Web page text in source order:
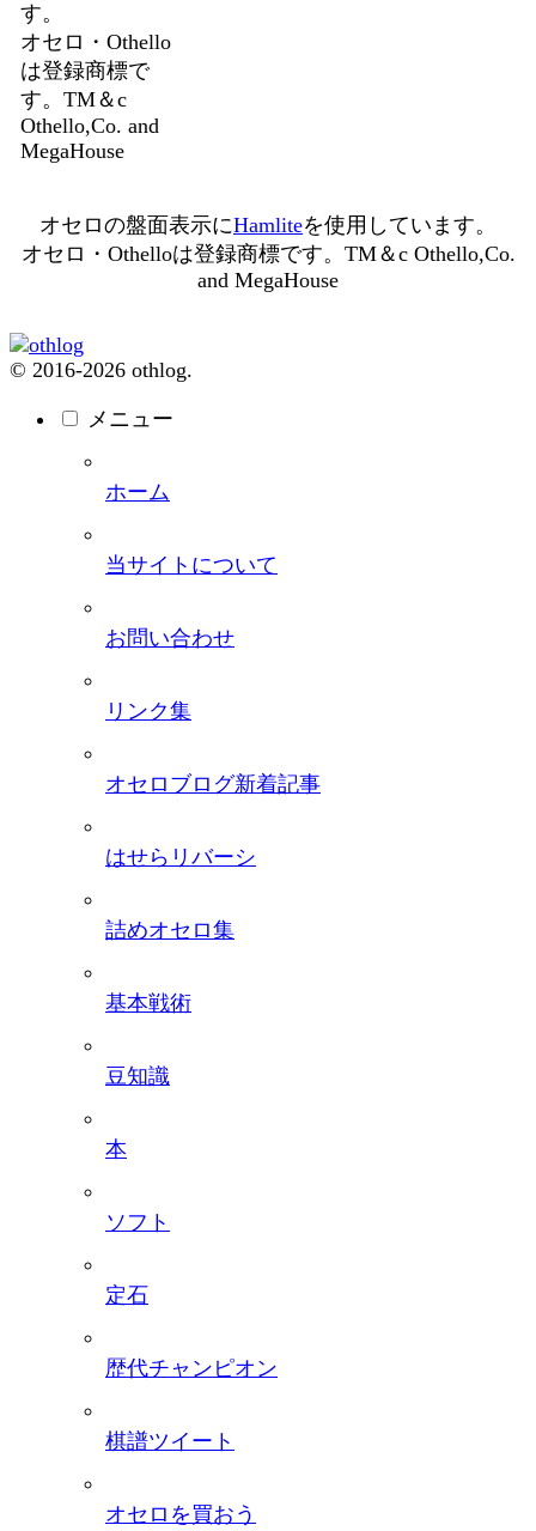
す。
オセロ・Othello
は登録商標で
す。TM＆c
Othello,Co. and
MegaHouse
オセロの盤面表示にHamliteを使用しています。
オセロ・Othelloは登録商標です。TM＆c Othello,Co.
and MegaHouse
© 2016-2026 othlog.
メニュー
ホーム
当サイトについて
お問い合わせ
リンク集
オセロブログ新着記事
はせらリバーシ
詰めオセロ集
基本戦術
豆知識
本
ソフト
定石
歴代チャンピオン
棋譜ツイート
オセロを買おう